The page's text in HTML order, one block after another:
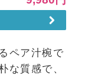
ペア汁椀で
な質感で、